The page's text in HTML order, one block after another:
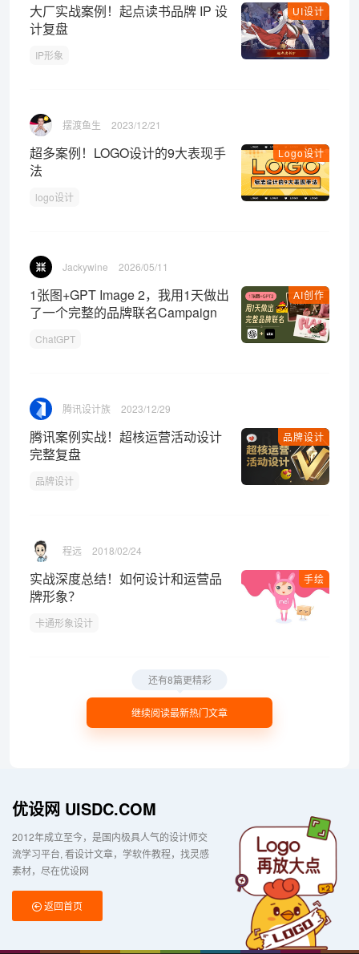
UI设计
大厂实战案例！起点读书品牌 IP 设
计复盘
IP形象
摆渡鱼生 2023/12/21
Logo设计
超多案例！LOGO设计的9大表现手
法
logo设计
Jackywine 2026/05/11
AI创作
1张图+GPT Image 2，我用1天做出
了一个完整的品牌联名Campaign
ChatGPT
腾讯设计族 2023/12/29
品牌设计
腾讯案例实战！超核运营活动设计
完整复盘
品牌设计
程远 2018/02/24
手绘
实战深度总结！如何设计和运营品
牌形象？
卡通形象设计
继续阅读最新热门文章
还有8篇更精彩
优设网 UISDC.COM
2012年成立至今，是国内极具人气的设计师交
流学习平台 看设计文章，学软件教程，找灵感
素材，尽在优设网
返回首页